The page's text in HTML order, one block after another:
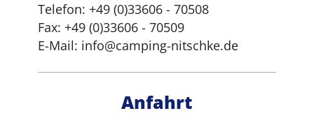
Telefon: +49 (0)33606 - 70508
Fax: +49 (0)33606 - 70509
E-Mail: info@camping-nitschke.de
Anfahrt